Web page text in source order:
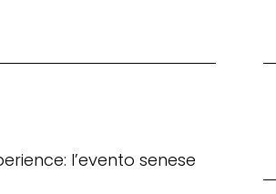
l’evento senese